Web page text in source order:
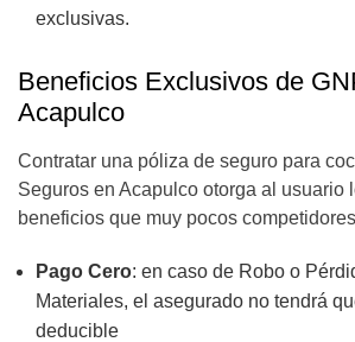
exclusivas.
Beneficios Exclusivos de
Acapulco
Contratar una póliza de seguro para
Seguros en Acapulco otorga al usuario
beneficios que muy pocos
Pago Cero: en caso de Robo o
Materiales, el asegurado no tendrá
deducible